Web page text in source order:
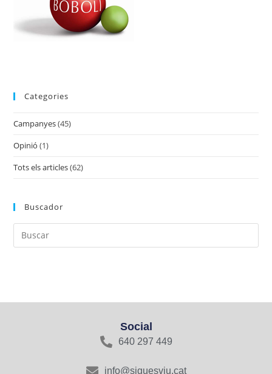
Categories
Campanyes(45)
Opinió (1)
Tots els articles(62)
Buscador
Social
640 297 449
info@siguesviu.cat